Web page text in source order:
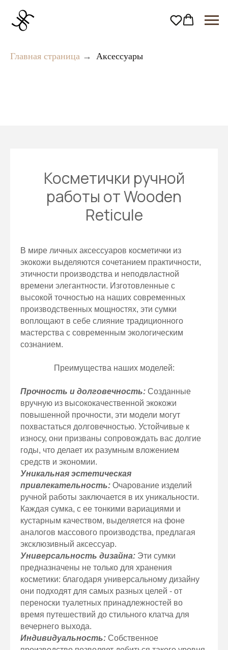
Главная страница → Аксессуары
Косметички ручной
работы от Wooden
Reticule
В мире личных аксессуаров косметички из
экокожи выделяются сочетанием практичности,
этичности производства и неподвластной
времени элегантности. Изготовленные с
высокой точностью на наших современных
производственных мощностях, эти сумки
воплощают в себе слияние традиционного
мастерства с современным экологическим
сознанием.
Преимущества наших моделей:
Прочность и долговечность: Созданные
вручную из высококачественной экокожи
повышенной прочности, эти модели могут
похвастаться долговечностью. Устойчивые к
износу, они призваны сопровождать вас долгие
годы, что делает их разумным вложением
средств и экономии.
Уникальная эстетическая
привлекательность: Очарование изделий
ручной работы заключается в их уникальности.
Каждая сумка, с ее тонкими вариациями и
кустарным качеством, выделяется на фоне
аналогов массового производства, предлагая
эксклюзивный аксессуар.
Универсальность дизайна: Эти сумки
предназначены не только для хранения
косметики: благодаря универсальному дизайну
они подходят для самых разных целей - от
переноски туалетных принадлежностей во
время путешествий до стильного клатча для
вечернего выхода.
Индивидуальность: Собственное